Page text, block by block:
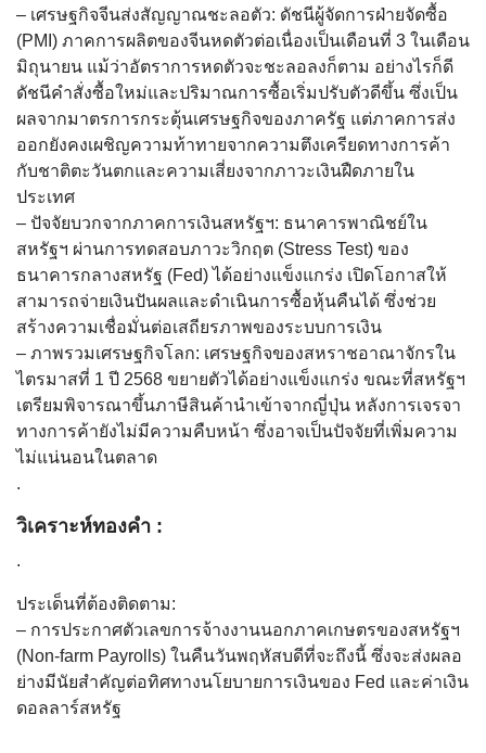
– เศรษฐกิจจีนส่งสัญญาณชะลอตัว: ดัชนีผู้จัดการฝ่ายจัดซื้อ
(PMI) ภาคการผลิตของจีนหดตัวต่อเนื่องเป็นเดือนที่ 3 ในเดือน
มิถุนายน แม้ว่าอัตราการหดตัวจะชะลอลงก็ตาม อย่างไรก็ดี
ดัชนีคำสั่งซื้อใหม่และปริมาณการซื้อเริ่มปรับตัวดีขึ้น ซึ่งเป็น
ผลจากมาตรการกระตุ้นเศรษฐกิจของภาครัฐ แต่ภาคการส่ง
ออกยังคงเผชิญความท้าทายจากความตึงเครียดทางการค้า
กับชาติตะวันตกและความเสี่ยงจากภาวะเงินฝืดภายใน
ประเทศ
– ปัจจัยบวกจากภาคการเงินสหรัฐฯ: ธนาคารพาณิชย์ใน
สหรัฐฯ ผ่านการทดสอบภาวะวิกฤต (Stress Test) ของ
ธนาคารกลางสหรัฐ (Fed) ได้อย่างแข็งแกร่ง เปิดโอกาสให้
สามารถจ่ายเงินปันผลและดำเนินการซื้อหุ้นคืนได้ ซึ่งช่วย
สร้างความเชื่อมั่นต่อเสถียรภาพของระบบการเงิน
– ภาพรวมเศรษฐกิจโลก: เศรษฐกิจของสหราชอาณาจักรใน
ไตรมาสที่ 1 ปี 2568 ขยายตัวได้อย่างแข็งแกร่ง ขณะที่สหรัฐฯ
เตรียมพิจารณาขึ้นภาษีสินค้านำเข้าจากญี่ปุ่น หลังการเจรจา
ทางการค้ายังไม่มีความคืบหน้า ซึ่งอาจเป็นปัจจัยที่เพิ่มความ
ไม่แน่นอนในตลาด
.
วิเคราะห์ทองคำ :
.
ประเด็นที่ต้องติดตาม:
– การประกาศตัวเลขการจ้างงานนอกภาคเกษตรของสหรัฐฯ
(Non-farm Payrolls) ในคืนวันพฤหัสบดีที่จะถึงนี้ ซึ่งจะส่งผลอ
ย่างมีนัยสำคัญต่อทิศทางนโยบายการเงินของ Fed และค่าเงิน
ดอลลาร์สหรัฐ